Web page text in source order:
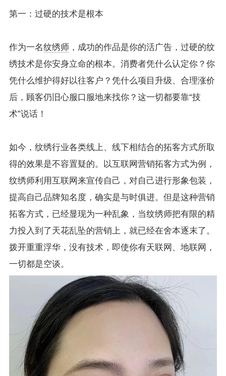
第一：过硬的技术是根本
作为一名纹绣师，成功的作品是你的活广告，过硬的纹
绣技术是你安身立命的根本。消费者凭什么认定你？你
凭什么维护得好以往客户？凭什么项目升级、合理涨价
后，顾客仍旧心服口服地来找你？这一切都要靠“技
术”说话！
如今，纹绣行业各类线上、线下相结合的拓客方式所取
得的效果是不容置疑的。以互联网营销拓客方式为例，
纹绣师利用互联网来宣传自己，对自己进行形象包装，
提高自己品牌知名度，确实是与时俱进。但是这种营销
拓客方式，已经显现为一种乱象，当纹绣师把有限的精
力投入到了天花乱坠的营销上，就已经在舍本逐末了。
拨开重重浮华，没有技术，即使你有天联网、地联网，
一切都是空谈。